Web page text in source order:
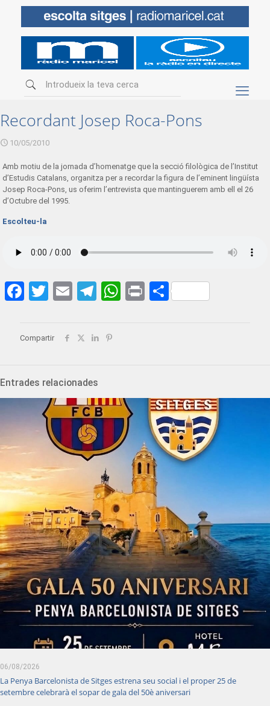
Recordant Josep Roca-Pons
10/05/2010
Amb motiu de la jornada d’homenatge que la secció filològica de l’Institut
d’Estudis Catalans, organitza per a recordar la figura de l’eminent lingüísta
Josep Roca-Pons, us oferim l’entrevista que mantinguerem amb ell el 26
d’Octubre del 1995.
Escolteu-la
Facebook
Twitter
EmailTelegram
WhatsApp
PrintShare
Compartir
Entrades relacionades
06/08/2026
La Penya Barcelonista de Sitges estrena seu social i el proper 25 de
setembre celebrarà el sopar de gala del 50è aniversari